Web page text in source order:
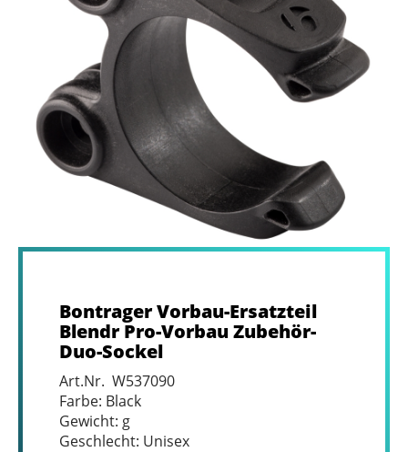
Bontrager Vorbau-Ersatzteil
Blendr Pro-Vorbau Zubehör-
Duo-Sockel
Art.Nr. W537090
Farbe: Black
Gewicht: g
Geschlecht: Unisex